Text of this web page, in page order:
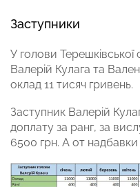
Заступники
У голови Терешківської
Валерій Кулага та
оклад 11 тисяч гривень.
Заступник Валерій
доплату за ранг, за
6500 грн. А от надбавки